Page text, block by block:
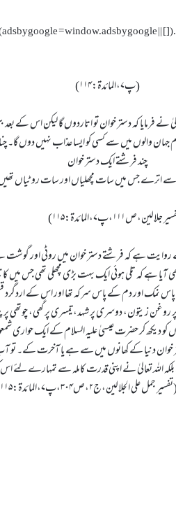
= window.adsbygoogle ||
(پ۷،المائدۃ:۱۱۴)
نے فرمایا کہ دستر خوان تو اتاردوں گا لیکن اس کے
جہان والوں میں سے کسی کو ایسا عذاب نہیں دوں گا۔
چند فرشتے ایک دستر خوان
اترے جس میں سات مچھلیاں اور سات روٹیاں
ہے کہ فرشتے دستر خوان میں روٹی اور گوشت
ہے کہ تلی ہوئی ایک بہت بڑی مچھلی تھی جس میں
نمک اور دم کے پاس سرکہ تھا اور اس کے اردگرد
زیتون، دوسری پر شہد، تیسری پر گھی، چوتھی پر
دیکھ کر حضرت عیسیٰ علیہ السلام کے ایک حواری
خوان دنیا کے کھانوں میں سے ہے یا آخرت کے۔ تو آپ
تعالیٰ نے اپنی قدرت کاملہ سے تمہارے لئے اس
علی الجلالین،ج۲،ص۳۰۴،پ۷،المائدۃ:۱۱۵)